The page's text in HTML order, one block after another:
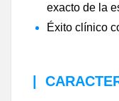
exacto de la
Éxito clínico